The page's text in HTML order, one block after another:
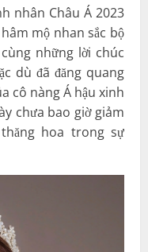
nhân Châu Á 2023
mộ nhan sắc bộ
những lời chúc
dù đã đăng quang
cô nàng Á hậu xinh
chưa bao giờ giảm
hoa trong sự